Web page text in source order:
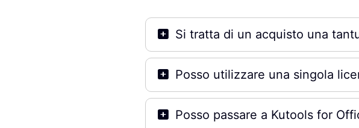
Si tratta di un acquisto una
Posso utilizzare una singola
Posso passare a Kutools for